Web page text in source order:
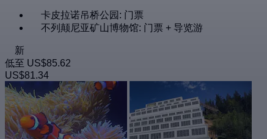
卡皮拉诺吊桥公园: 门票
不列颠尼亚矿山博物馆: 门票 + 导览游
新
低至 US$85.62
US$81.34